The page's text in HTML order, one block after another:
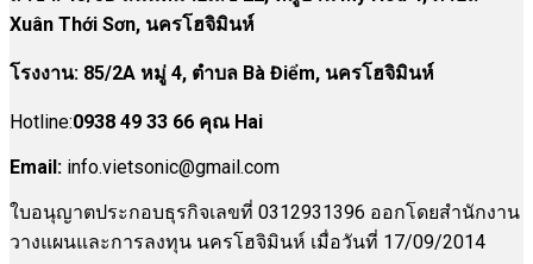
Xuân Thới Sơn, นครโฮจิมินห์
โรงงาน: 85/2A หมู่ 4, ตำบล Bà Điểm, นครโฮจิมินห์
Hotline:0938 49 33 66 คุณ Hai
Email: info.vietsonic@gmail.com
ใบอนุญาตประกอบธุรกิจเลขที่ 0312931396 ออกโดยสำนักงาน
วางแผนและการลงทุน นครโฮจิมินห์ เมื่อวันที่ 17/09/2014